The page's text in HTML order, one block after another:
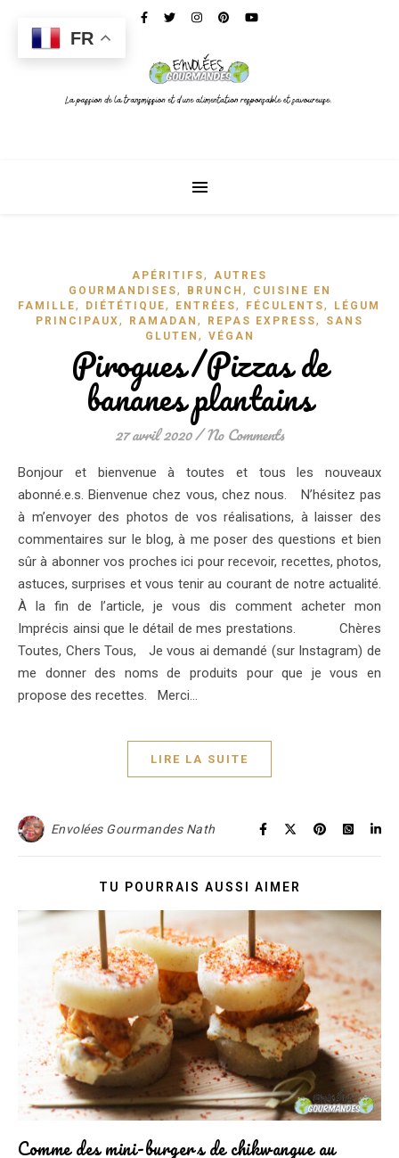
APÉRITIFS,
AUTRES
GOURMANDISES, BRUNCH ,
CUISINE EN
FAMILLE, DIÉTÉTIQUE, ENTRÉES, FÉCULENTS, LÉGUMES
PRINCIPAUX, RAMADAN , REPAS EXPRESS,
SANS
GLUTEN , VÉGAN
Pirogues/Pizzas de
bananes plantains
27 avril 2020/ No Comments
Bonjour et bienvenue à toutes et tous les nouveaux
abonné.e.s. Bienvenue chez vous, chez nous. N’hésitez pas
à m’envoyer des photos de vos réalisations, à laisser des
commentaires sur le blog, à me poser des questions et bien
sûr à abonner vos proches ici pour recevoir, recettes, photos,
astuces, surprises et vous tenir au courant de notre actualité.
À la fin de l’article, je vous dis comment acheter mon
Imprécis ainsi que le détail de mes prestations. Chères
Toutes, Chers Tous, Je vous ai demandé (sur Instagram) de
me donner des noms de produits pour que je vous en
propose des recettes. Merci…
LIRE LA SUITE
Envolées Gourmandes Nath
TU POURRAIS AUSSI AIMER
Comme des mini-burgers de chikwangue au
FR